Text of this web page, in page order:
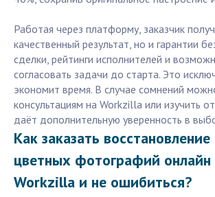
Работая через платформу, заказчик
качественный результат, но и гарантии
сделки, рейтинги исполнителей и
согласовать задачи до старта. Это
экономит время. В случае сомнений
консультациям на Workzilla или изучить
даёт дополнительную уверенность в
Как заказать
цветных фотографий онлайн
Workzilla и не ошибиться?